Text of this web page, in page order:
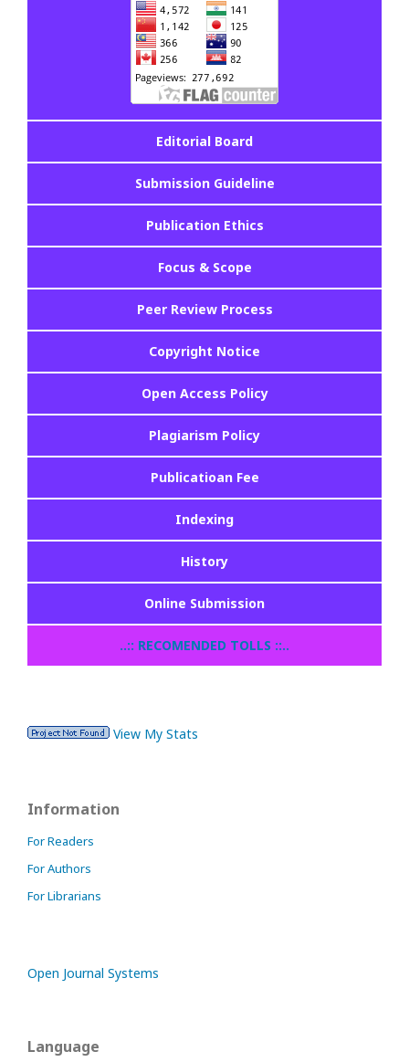
Editorial Board
Submission Guideline
Publication Ethics
Focus & Scope
Peer Review Process
Copyright Notice
Open Access Policy
Plagiarism Policy
Publicatioan Fee
Indexing
History
Online Submission
..:: RECOMENDED TOLLS ::..
View My Stats
Information
For Readers
For Authors
For Librarians
Open Journal Systems
Language